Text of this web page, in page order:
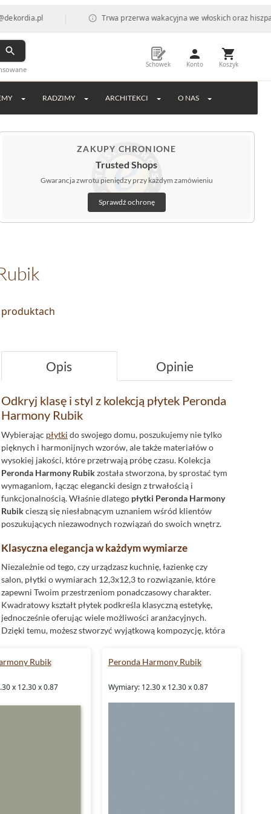
| Trwa przerwa wakacyjna we włoskich oraz
Schowek Konto Koszyk
RADZIMY ARCHITEKCI O NAS
ZAKUPY CHRONIONE
Trusted Shops
Gwarancja zwrotu pieniędzy przy każdym zamówieniu
Sprawdź ochronę
Opis Opinie
Odkryj klasę i styl z kolekcją płytek Peronda
Harmony Rubik
Wybierając płytki do swojego domu, poszukujemy nie tylko
pięknych i harmonijnych wzorów, ale także materiałów o
wysokiej jakości, które przetrwają próbę czasu. Kolekcja
Peronda Harmony Rubikzostała stworzona, by sprostać tym
wymaganiom, łącząc elegancki design z trwałością i
funkcjonalnością. Właśnie dlatego płytki Peronda Harmony
Rubikcieszą się niesłabnącym uznaniem wśród klientów
poszukujących niezawodnych rozwiązań do swoich wnętrz.
Klasyczna elegancja w każdym wymiarze
Niezależnie od tego, czy urządzasz kuchnię, łazienkę czy
salon, płytki o wymiarach 12,3x12,3 to rozwiązanie, które
zapewni Twoim przestrzeniom ponadczasowy charakter.
Kwadratowy kształt płytek podkreśla klasyczną estetykę,
jednocześnie oferując wiele możliwości aranżacyjnych.
Dzięki temu, możesz stworzyć wyjątkową kompozycję, która
Rubik
x 12.30 x 0.87
Peronda Harmony Rubik
Wymiary: 12.30 x 12.30 x 0.87